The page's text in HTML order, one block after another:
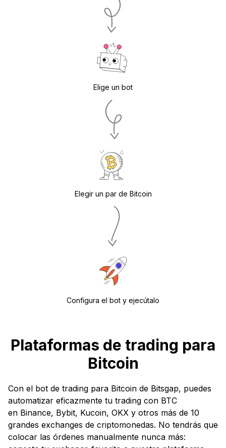
Elige un bot
Elegir un par de Bitcoin
Configura el bot y ejecútalo
Plataformas de trading para
Bitcoin
Con el bot de trading para Bitcoin de Bitsgap, puedes
automatizar eficazmente tu trading con BTC
en Binance, Bybit, Kucoin, OKX y otros más de 10
grandes exchanges de criptomonedas. No tendrás que
colocar las órdenes manualmente nunca más: